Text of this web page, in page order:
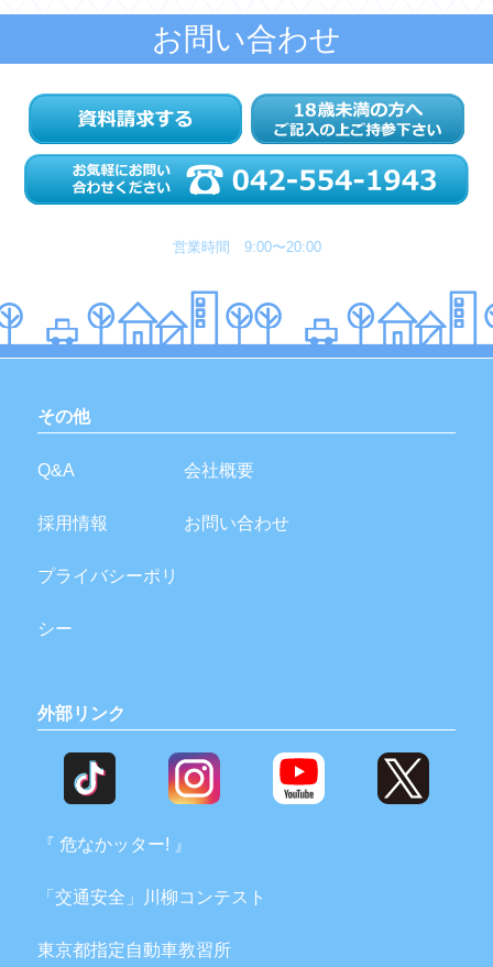
お問い合わせ
営業時間 9:00〜20:00
その他
Q&A 会社概要
採用情報 お問い合わせ
プライバシーポリ
シー
外部リンク
『 危なかッター! 』
「交通安全」川柳コンテスト
東京都指定自動車教習所